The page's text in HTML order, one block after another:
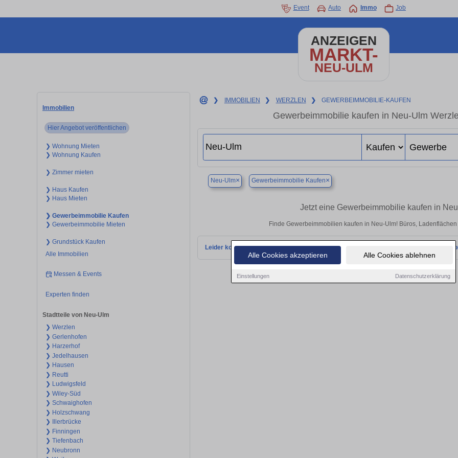
Alle Cookies akzeptieren Alle Cookies ablehnen
Einstellungen Datenschutzerklärung
Event Auto Immo Job
ANZEIGEN
MARKT-
NEU-ULM
Immobilien
Hier Angebot veröffentlichen
❯ Wohnung Mieten
❯ Wohnung Kaufen
❯ Zimmer mieten
❯ Haus Kaufen
❯ Haus Mieten
❯ Gewerbeimmobilie Kaufen
❯ Gewerbeimmobilie Mieten
❯ Grundstück Kaufen
Alle Immobilien
Messen & Events
Experten finden
Stadtteile von Neu-Ulm
❯ Werzlen
❯ Gerlenhofen
❯ Harzerhof
❯ Jedelhausen
❯ Hausen
❯ Reutti
❯ Ludwigsfeld
❯ Wiley-Süd
❯ Schwaighofen
❯ Holzschwang
❯ Illerbrücke
❯ Finningen
❯ Tiefenbach
❯ Neubronn
❯ IMMOBILIEN ❯ WERZLEN ❯ GEWERBEIMMOBILIE-KAUFEN
Gewerbeimmobilie kaufen in Neu-Ulm
Neu-Ulm× Gewerbeimmobilie Kaufen×
Jetzt eine Gewerbeimmobilie kaufen in
Finde Gewerbeimmobilien kaufen in Neu-Ulm! Büros,
Leider konnten wir derzeit keine passenden Objekte finden. Schauen Sie bald wieder